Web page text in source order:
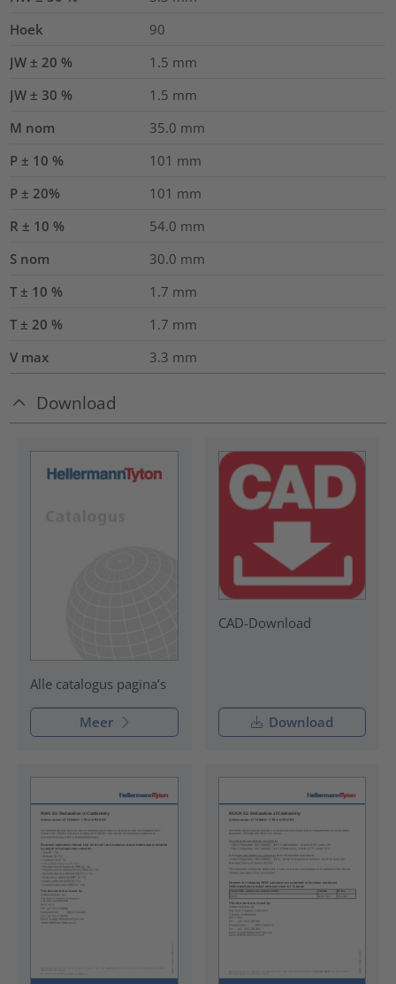
Hoek
90
JW ± 20 %
1.5 mm
JW ± 30 %
1.5 mm
M nom
35.0 mm
P ± 10 %
101 mm
P ± 20%
101 mm
R ± 10 %
54.0 mm
S nom
30.0 mm
T ± 10 %
1.7 mm
T ± 20 %
1.7 mm
V max
3.3 mm
Download
Alle catalogus pagina’s
Meer
CAD-Download
Download